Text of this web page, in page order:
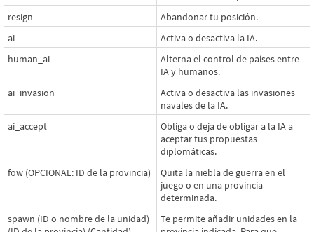
resign
Abandonar tu posición.
ai
Activa o desactiva la IA.
human_ai
Alterna el control de países entre
IA y humanos.
ai_invasion
Activa o desactiva las invasiones
navales de la IA.
ai_accept
Obliga o deja de obligar a la IA a
aceptar tus propuestas
diplomáticas.
fow (OPCIONAL: ID de la provincia)
Quita la niebla de guerra en el
juego o en una provincia
determinada.
spawn (ID o nombre de la unidad)
Te permite añadir unidades en la